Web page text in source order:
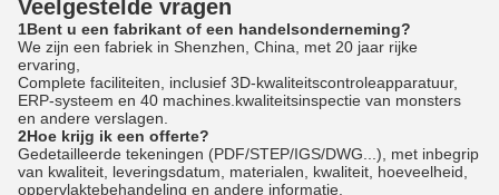
Veelgestelde vragen
1Bent u een fabrikant of een handelsonderneming?
We zijn een fabriek in Shenzhen, China, met 20 jaar rijke
ervaring,
Complete faciliteiten, inclusief 3D-kwaliteitscontroleapparatuur,
ERP-systeem en 40 machines.kwaliteitsinspectie van monsters
en andere verslagen.
2Hoe krijg ik een offerte?
Gedetailleerde tekeningen (PDF/STEP/IGS/DWG...), met inbegrip
van kwaliteit, leveringsdatum, materialen, kwaliteit, hoeveelheid,
oppervlaktebehandeling en andere informatie.